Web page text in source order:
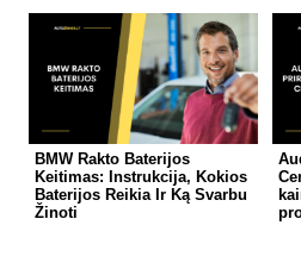
BMW Rakto Baterijos
Keitimas: Instrukcija, Kokios
Baterijos Reikia Ir Ką Svarbu
Žinoti